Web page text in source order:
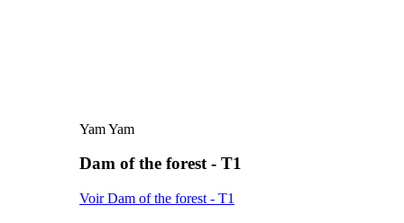
Yam Yam
Dam of the forest - T1
Voir Dam of the forest - T1